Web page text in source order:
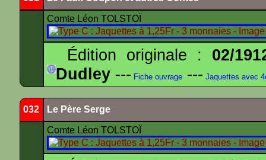
Comte Léon TOLSTOÏ
Édition originale : 02/
Dudley --- Fiche ouvrage --- Jaquettes avec
032 Le Père Serge
Comte Léon TOLSTOÏ